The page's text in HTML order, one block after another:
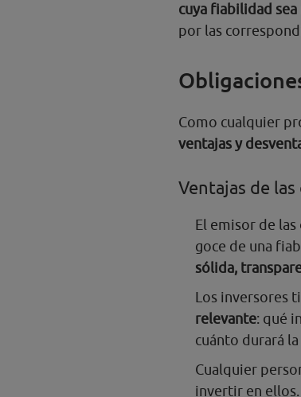
cuya fiabilidad
por las
Como cualquier
ventajas y
Ventajas de
El emisor de
goce de una
sólida,
Los inversores
relevante: qué
cuánto durará
Cualquier
invertir en ellos.